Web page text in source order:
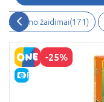
veiksmo žaidimai(171)
-25%
E-KAINA